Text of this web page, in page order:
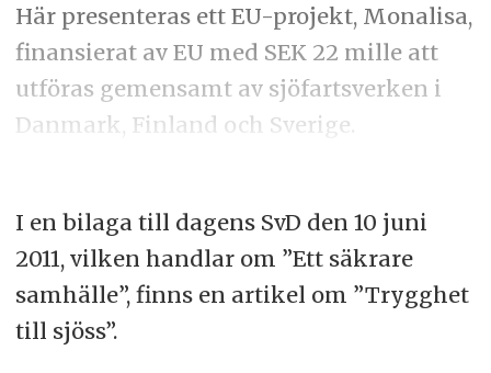
Här presenteras ett EU-projekt, Monalisa,
finansierat av EU med SEK 22 mille att
utföras gemensamt av sjöfartsverken i
Danmark, Finland och Sverige.
I en bilaga till dagens SvD den 10 juni
2011, vilken handlar om ”Ett säkrare
samhälle”, finns en artikel om ”Trygghet
till sjöss”.